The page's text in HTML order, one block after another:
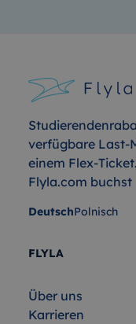
verfügbare Last-
einem Flex-
Flyla.com buchst
DeutschPolnisch
FLYLA
Über uns
Karrieren